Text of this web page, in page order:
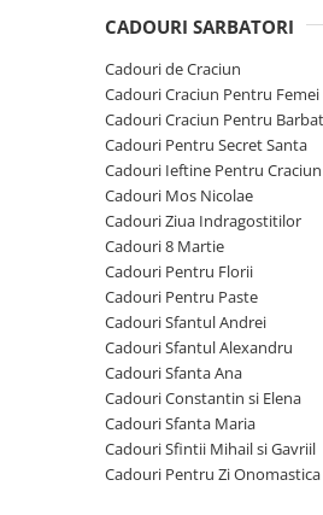
Cadouri Fete
Cadouri Haioase
Cadouri de Casa Noua
Cadouri Majorat
Cadouri pentru Nasi
Cadouri pentru Bunici
Cadouri pentru Prieteni
Cadouri pentru Sefi
Cel ce are tot
Cadouri Nunta si Cununie civila
Cani si Termosuri
Jocuri si Puzzle
Produse pentru Calatorie
Seturi de caligrafie
Cadouri Sfantul Alexandru
Cadouri Sfanta Ana
Cadouri Constantin si Elena
Cadouri Sfanta Maria
Cadouri Sfintii Mihail si Gavriil
CADOURI SARBATORI
Cadouri de Craciun
Cadouri Craciun Pentru Femei
Cadouri Craciun Pentru
Cadouri Pentru Secret Santa
Cadouri Ieftine Pentru Craciun
Cadouri Mos Nicolae
Cadouri Ziua Indragostitilor
Cadouri 8 Martie
Cadouri Pentru Florii
Cadouri Pentru Paste
Cadouri Sfantul Andrei
Cadouri Sfantul Alexandru
Cadouri Sfanta Ana
Cadouri Constantin si Elena
Cadouri Sfanta Maria
Cadouri Sfintii Mihail si Gavriil
Cadouri Pentru Zi Onomastica